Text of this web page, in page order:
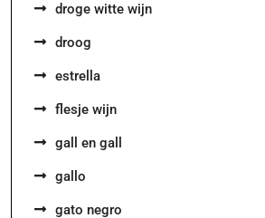
droge witte wijn
droog
estrella
flesje wijn
gall en gall
gallo
gato negro